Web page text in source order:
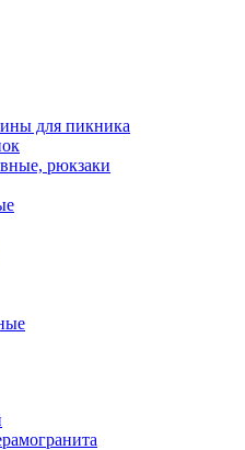
для пикника
рюкзаки